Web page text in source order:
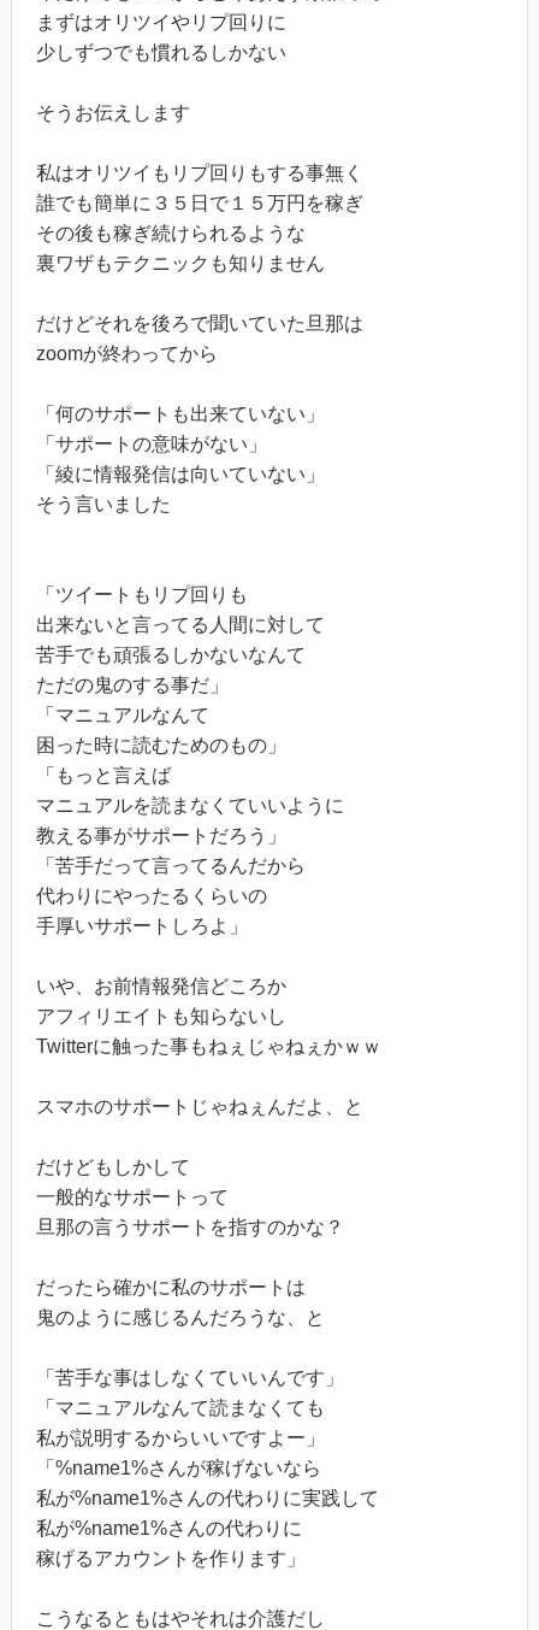
まずはオリツイやリプ回りに
少しずつでも慣れるしかない
そうお伝えします
私はオリツイもリプ回りもする事無く
誰でも簡単に３５日で１５万円を稼ぎ
その後も稼ぎ続けられるような
裏ワザもテクニックも知りません
だけどそれを後ろで聞いていた旦那は
zoomが終わってから
「何のサポートも出来ていない」
「サポートの意味がない」
「綾に情報発信は向いていない」
そう言いました
「ツイートもリプ回りも
出来ないと言ってる人間に対して
苦手でも頑張るしかないなんて
ただの鬼のする事だ」
「マニュアルなんて
困った時に読むためのもの」
「もっと言えば
マニュアルを読まなくていいように
教える事がサポートだろう」
「苦手だって言ってるんだから
代わりにやったるくらいの
手厚いサポートしろよ」
いや、お前情報発信どころか
アフィリエイトも知らないし
Twitterに触った事もねぇじゃねぇかｗｗ
スマホのサポートじゃねぇんだよ、と
だけどもしかして
一般的なサポートって
旦那の言うサポートを指すのかな？
だったら確かに私のサポートは
鬼のように感じるんだろうな、と
「苦手な事はしなくていいんです」
「マニュアルなんて読まなくても
私が説明するからいいですよー」
「%name1%さんが稼げないなら
私が%name1%さんの代わりに実践して
私が%name1%さんの代わりに
稼げるアカウントを作ります」
こうなるともはやそれは介護だし